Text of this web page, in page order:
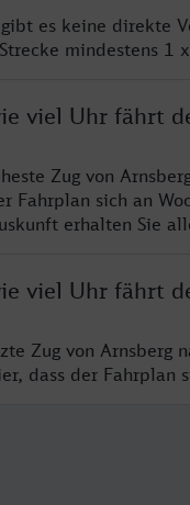
es keine direkte
mindestens 1
viel Uhr fährt
Zug von
Fahrplan sich an
erhalten Sie
viel Uhr fährt
Zug von Arnsberg
dass der Fahrplan